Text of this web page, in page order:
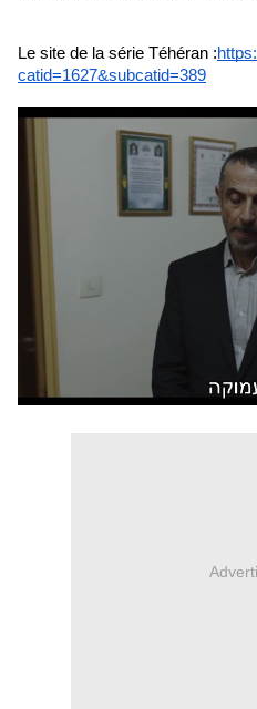
Le site de la série Téhéran :
catid=1627&subcatid=389